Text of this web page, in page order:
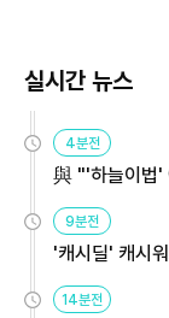
실시간 뉴스
4분전
與 "'하늘이법'
9분전
'캐시딜' 캐시
14분전